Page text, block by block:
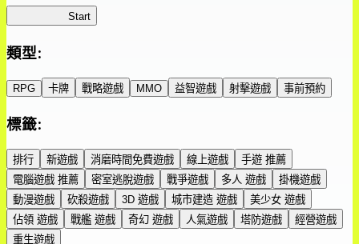
Start
類型:
RPG 卡牌 戰略遊戲 MMO 益智遊戲 射擊遊戲 事前預約
標籤:
排行 新遊戲 消磨時間免費遊戲 線上遊戲
手遊 推薦
電腦遊戲 推薦
密室逃脫遊戲 戰爭遊戲 多人 遊戲
掛機遊戲
動漫遊戲
砍殺遊戲 3D 遊戲 城市建造 遊戲
美少女 遊戲
佔領 遊戲
戰艦 遊戲 奇幻 遊戲 人氣遊戲 塔防遊戲
經營遊戲
重生遊戲